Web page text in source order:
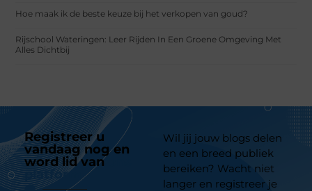
Hoe maak ik de beste keuze bij het verkopen van goud?
Rijschool Wateringen: Leer Rijden In Een Groene Omgeving Met
Alles Dichtbij
Registreer u
vandaag nog en
word lid van
platform
Wil jij jouw blogs delen
en een breed publiek
bereiken? Wacht niet
langer en registreer je